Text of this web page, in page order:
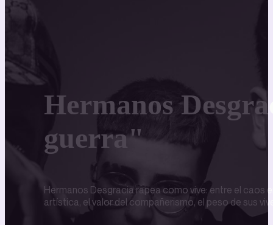
Hermanos
guerra"
Hermanos Desgracia rapea como vive: entre el caos
artística, el valor del compañerismo, el peso de sus